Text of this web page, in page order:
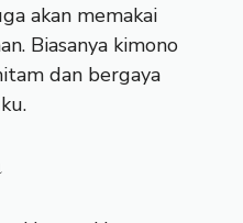
akan memakai
Biasanya kimono
dan bergaya